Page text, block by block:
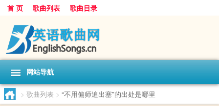
首 页 歌曲列表 歌曲目录
网站导航
> 歌曲列表 > “不用偏师追出塞”的出处是哪里